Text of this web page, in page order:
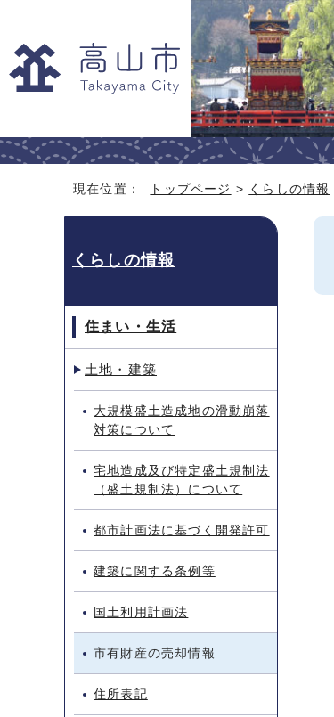
現在位置： トップページ > くらしの情報
くらしの情報
住まい・生活
土地・建築
大規模盛土造成地の滑動崩落
対策について
宅地造成及び特定盛土規制法
（盛土規制法）について
都市計画法に基づく開発許可
建築に関する条例等
国土利用計画法
市有財産の売却情報
住所表記